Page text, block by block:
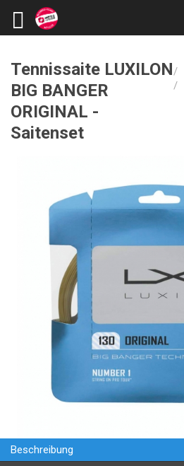
Tennissaite LUXILON
BIG BANGER
ORIGINAL -
Saitenset
/
/
Beschreibung